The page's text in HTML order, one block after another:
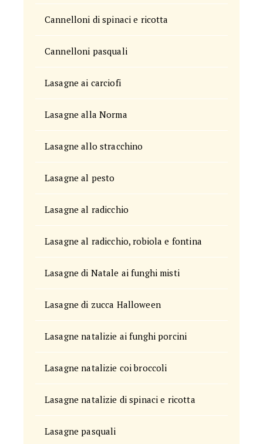
Cannelloni di spinaci e ricotta
Cannelloni pasquali
Lasagne ai carciofi
Lasagne alla Norma
Lasagne allo stracchino
Lasagne al pesto
Lasagne al radicchio
Lasagne al radicchio, robiola e fontina
Lasagne di Natale ai funghi misti
Lasagne di zucca Halloween
Lasagne natalizie ai funghi porcini
Lasagne natalizie coi broccoli
Lasagne natalizie di spinaci e ricotta
Lasagne pasquali